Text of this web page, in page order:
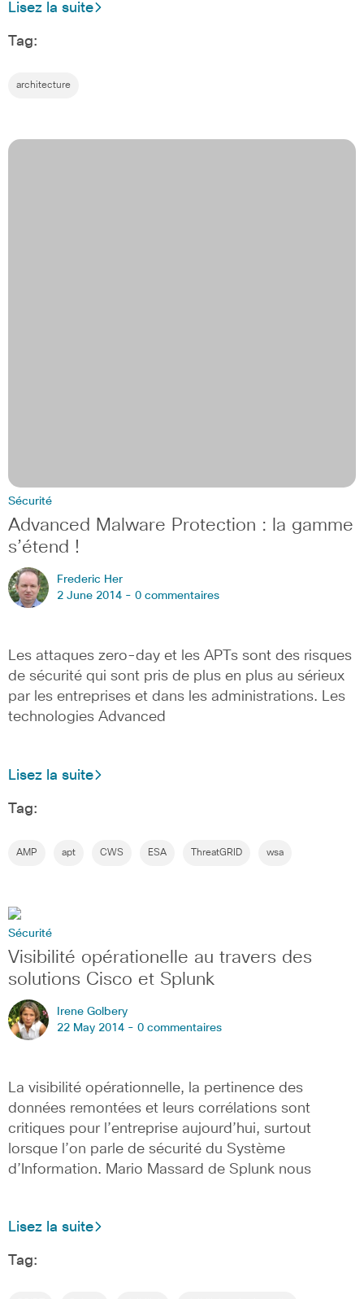
Lisez la suite
Tag:
architecture
Sécurité
Advanced Malware Protection : la gamme
s’étend !
Frederic Her
2 June 2014 - 0 commentaires
Les attaques zero-day et les APTs sont des risques
de sécurité qui sont pris de plus en plus au sérieux
par les entreprises et dans les administrations. Les
technologies Advanced
Lisez la suite
Tag:
AMP apt CWS ESA ThreatGRID wsa
Sécurité
Visibilité opérationelle au travers des
solutions Cisco et Splunk
Irene Golbery
22 May 2014 - 0 commentaires
La visibilité opérationnelle, la pertinence des
données remontées et leurs corrélations sont
critiques pour l’entreprise aujourd’hui, surtout
lorsque l’on parle de sécurité du Système
d’Information. Mario Massard de Splunk nous
Lisez la suite
Tag: